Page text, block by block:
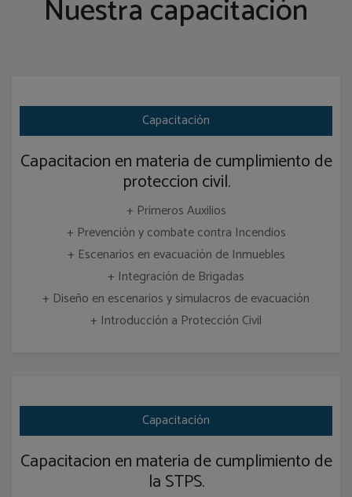
Nuestra capacitación
Capacitación
Capacitacion en materia de cumplimiento de
proteccion civil.
+ Primeros Auxilios
+ Prevención y combate contra Incendios
+ Escenarios en evacuación de Inmuebles
+ Integración de Brigadas
+ Diseño en escenarios y simulacros de evacuación
+ Introducción a Protección Civil
Capacitación
Capacitacion en materia de cumplimiento de
la STPS.